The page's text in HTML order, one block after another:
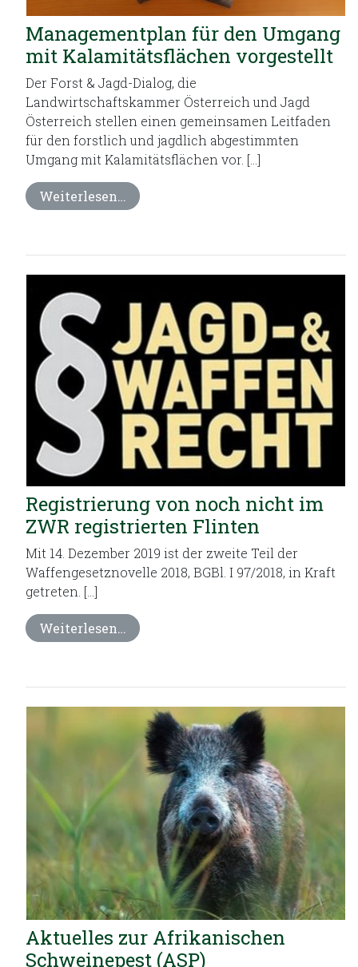
Managementplan für den Umgang
mit Kalamitätsflächen vorgestellt
Der Forst & Jagd-Dialog, die
Landwirtschaftskammer Österreich und Jagd
Österreich stellen einen gemeinsamen Leitfaden
für den forstlich und jagdlich abgestimmten
Umgang mit Kalamitätsflächen vor. […]
Weiterlesen…
Registrierung von noch nicht im
ZWR registrierten Flinten
Mit 14. Dezember 2019 ist der zweite Teil der
Waffengesetznovelle 2018, BGBl. I 97/2018, in Kraft
getreten. […]
Weiterlesen…
Aktuelles zur Afrikanischen
Schweinepest (ASP)